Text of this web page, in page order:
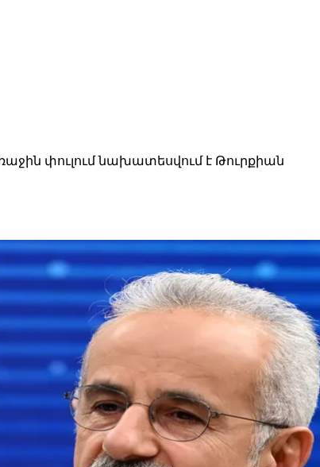
փուլում նախատեսվում է Թուրքիան